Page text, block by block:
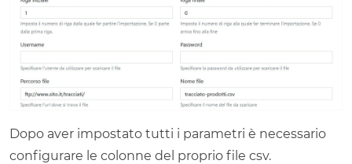
Dopo aver impostato tutti i parametri è necessario
configurare le colonne del proprio file csv.